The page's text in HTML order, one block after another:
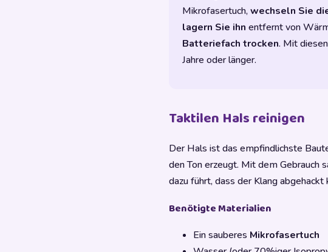
Mikrofasertuch,wechseln Sie
lagern Sie ihn entfernt von
Batteriefach trocken. Mit
Jahre oder länger.
Taktilen Hals reinigen
Der Hals ist das empfindlichste
den Ton erzeugt. Mit dem Gebrauch
dazu führt, dass der Klang
Benötigte Materialien
Ein sauberes Mikrofasertuch